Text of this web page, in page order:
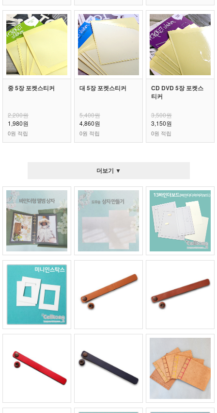
중 5장 포켓스티커
2,200원
1,980원
0원 적립
대 5장 포켓스티커
5,400원
4,860원
0원 적립
CD DVD 5장 포켓스
티커
3,500원
3,150원
0원 적립
더보기 ▼